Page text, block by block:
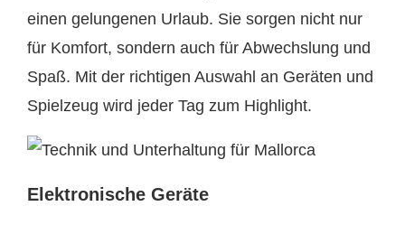
einen gelungenen Urlaub. Sie sorgen nicht nur
für Komfort, sondern auch für Abwechslung und
Spaß. Mit der richtigen Auswahl an Geräten und
Spielzeug wird jeder Tag zum Highlight.
Elektronische Geräte